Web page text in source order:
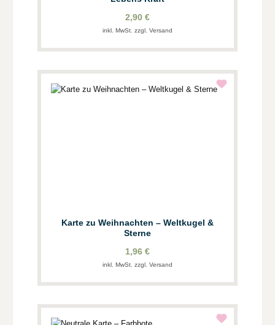
2,90 €
inkl. MwSt. zzgl. Versand
Karte zu Weihnachten – Weltkugel &
Sterne
1,96 €
inkl. MwSt. zzgl. Versand